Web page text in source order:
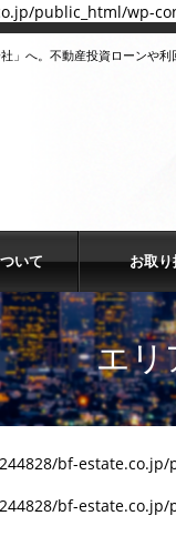
public_html/wp-
へ。不動産投資ローンや利
いて お取
エリ
bf-
bf-